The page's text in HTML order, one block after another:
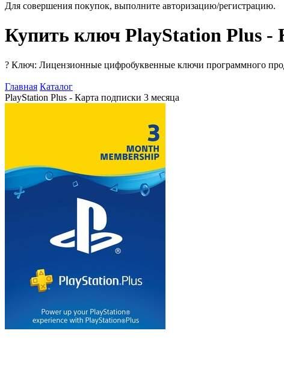
Для совершения покупок, выполните авторизацию/регистрацию.
Купить ключ PlayStation Plus -
? Ключ: Лицензионные цифробуквенные ключи программного
Главная Каталог
PlayStation Plus - Карта подписки 3 месяца